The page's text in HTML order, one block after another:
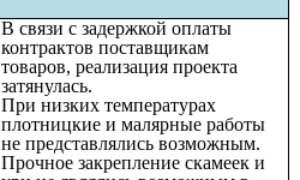
В связи с задержкой оплаты
контрактов поставщикам
товаров, реализация проекта
затянулась.
При низких температурах
плотницкие и малярные работы
не представлялись возможным.
Прочное закрепление скамеек и